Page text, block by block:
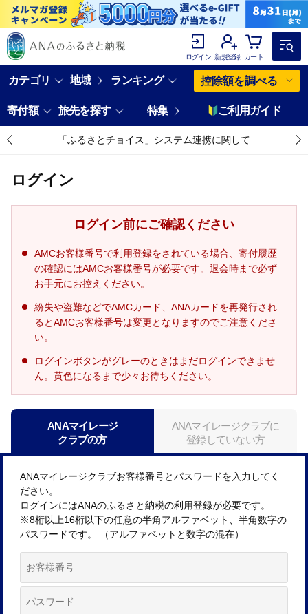
ログイン 新規登録 カート
カテゴリ 地域 ランキング 控除額を調べる
寄付額 旅先を探す 特集 ご利用ガイド
「ふるさとチョイス」システム連携に関して
ログイン
ログイン前にご確認ください
AMCお客様番号で利用登録をされている場合、寄付履歴
の確認にはAMCお客様番号が必要です。退会時まで必ず
お手元にお控えください。
紛失や盗難などでAMCカード、ANAカードを再発行され
るとAMCお客様番号は変更となりますのでご注意くださ
い。
ログインボタンがグレーのときはまだログインできませ
ん。黄色になるまで少々お待ちください。
ANAマイレージ
クラブの方
ANAマイレージクラブに
登録していない方
ANAマイレージクラブお客様番号とパスワードを入力してく
ださい。
ログインにはANAのふるさと納税の利用登録が必要です。
※8桁以上16桁以下の任意の半角アルファベット、半角数字の
パスワードです。 （アルファベットと数字の混在）